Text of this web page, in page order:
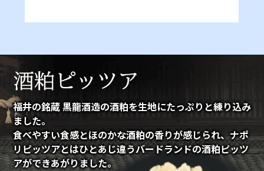
福井の銘蔵 黒龍酒造の酒粕を生地にたっぷりと練り込み
ました。
食べやすい食感とほのかな酒粕の香りが感じられ、ナポ
リピッツアとはひとあじ違うバードランドの酒粕ピッツ
アができあがりました。